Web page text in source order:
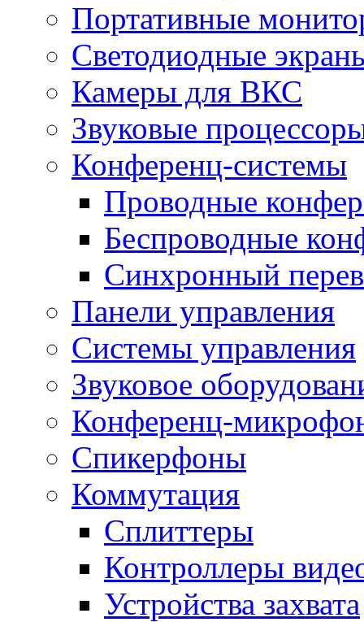
Портативные
Светодиодные
Камеры для ВКС
Звуковые
Конференц-системы
Проводные
Беспроводные
Синхронный
Панели управления
Системы управления
Звуковое
Конференц-
Спикерфоны
Коммутация
Сплиттеры
Контроллеры
Устройства захвата